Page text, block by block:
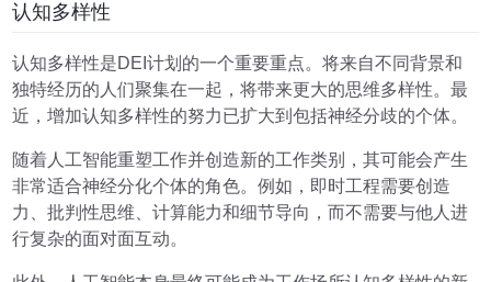
认知多样性
认知多样性是DEI计划的一个重要重点。将来自不同背景和
独特经历的人们聚集在一起，将带来更大的思维多样性。最
近，增加认知多样性的努力已扩大到包括神经分歧的个体。
随着人工智能重塑工作并创造新的工作类别，其可能会产生
非常适合神经分化个体的角色。例如，即时工程需要创造
力、批判性思维、计算能力和细节导向，而不需要与他人进
行复杂的面对面互动。